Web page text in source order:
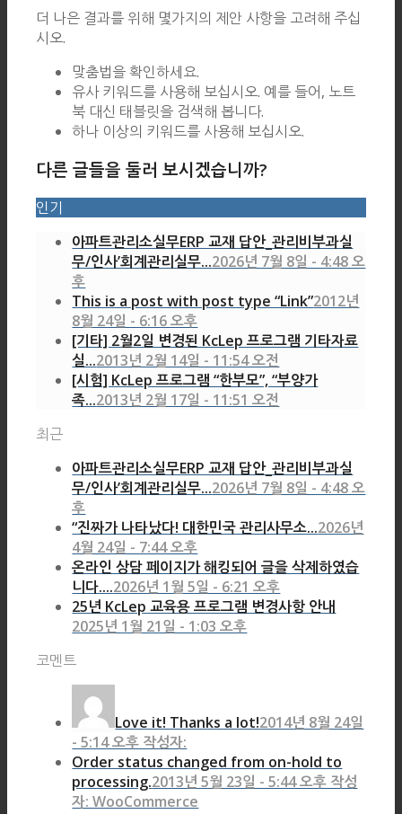
더 나은 결과를 위해 몇가지의 제안 사항을 고려해 주십
시오.
맞춤법을 확인하세요.
유사 키워드를 사용해 보십시오. 예를 들어, 노트
북 대신 태블릿을 검색해 봅니다.
하나 이상의 키워드를 사용해 보십시오.
다른 글들을 둘러 보시겠습니까?
인기
아파트관리소실무ERP 교재 답안_관리비부과실
무/인사’회계관리실무...2026년 7월 8일 - 4:48 오
후
This is a post with post type “Link”2012년
8월 24일 - 6:16 오후
[기타] 2월2일 변경된 KcLep 프로그램 기타자료
실...2013년 2월 14일 - 11:54 오전
[시험] KcLep 프로그램 “한부모”, “부양가
족...2013년 2월 17일 - 11:51 오전
최근
아파트관리소실무ERP 교재 답안_관리비부과실
무/인사’회계관리실무...2026년 7월 8일 - 4:48 오
후
“진짜가 나타났다! 대한민국 관리사무소...2026년
4월 24일 - 7:44 오후
온라인 상담 페이지가 해킹되어 글을 삭제하였습
니다....2026년 1월 5일 - 6:21 오후
25년 KcLep 교육용 프로그램 변경사항 안내
2025년 1월 21일 - 1:03 오후
코멘트
Love it! Thanks a lot!2014년 8월 24일
- 5:14 오후 작성자:
Order status changed from on-hold to
processing.2013년 5월 23일 - 5:44 오후 작성
자: WooCommerce